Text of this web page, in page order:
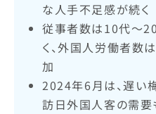
な人手不足感が続く
従事者数は10代〜
く、外国人労働者数
加
2024年6月は、遅い
訪日外国人客の需要